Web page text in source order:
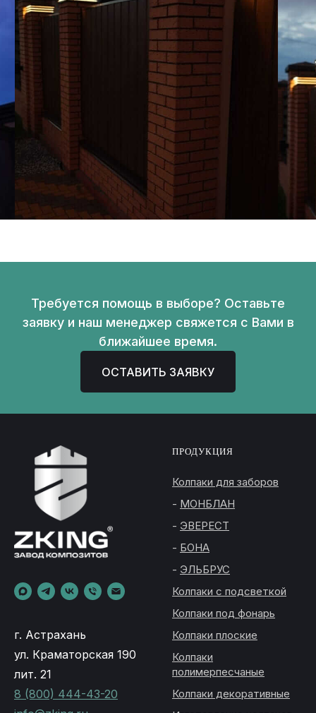
Требуется помощь в выборе? Оставьте
заявку и наш менеджер свяжется с Вами в
ближайшее время.
ОСТАВИТЬ ЗАЯВКУ
г. Астрахань
ул. Краматорская 190
лит. 21
8 (800) 444-43-20
ПРОДУКЦИЯ
Колпаки для заборов
- МОНБЛАН
- ЭВЕРЕСТ
- БОНА
- ЭЛЬБРУС
Колпаки с подсветкой
Колпаки под фонарь
Колпаки плоские
Колпаки
полимерпесчаные
Колпаки декоративные